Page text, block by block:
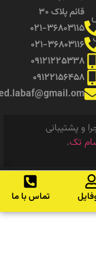
.
۳۰
۳۶۸۰۳۱۱۵
۳۶۸۰۳۱۱۶
تماس با ما